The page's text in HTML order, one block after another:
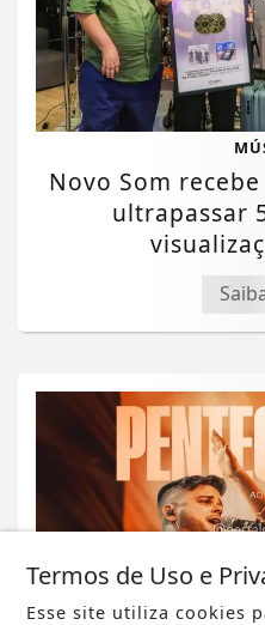
Novo Som
ultrapassar
Termos de Uso e
Esse site utiliza cookies